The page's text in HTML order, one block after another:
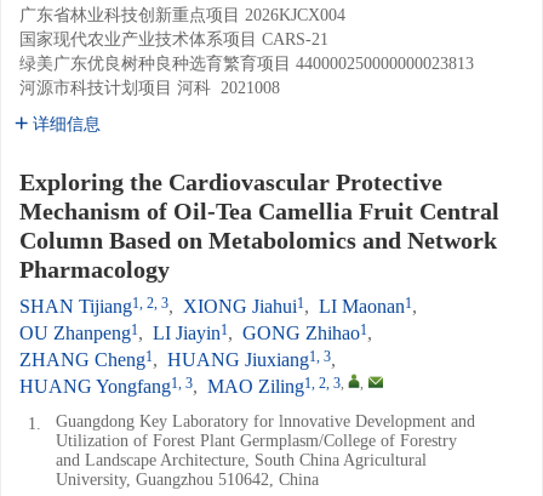
广东省林业科技创新重点项目 2026KJCX004
国家现代农业产业技术体系项目 CARS-21
绿美广东优良树种良种选育繁育项目 440000250000000023813
河源市科技计划项目 河科 2021008
详细信息
Exploring the Cardiovascular Protective
Mechanism of Oil-Tea Camellia Fruit Central
Column Based on Metabolomics and Network
Pharmacology
SHAN Tijiang1, 2, 3, XIONG Jiahui1, LI Maonan1,
OU Zhanpeng1, LI Jiayin1, GONG Zhihao1,
ZHANG Cheng1, HUANG Jiuxiang1, 3,
HUANG Yongfang1, 3, MAO Ziling1, 2, 3, ,
1.
Guangdong Key Laboratory for lnnovative Development and
Utilization of Forest Plant Germplasm/College of Forestry
and Landscape Architecture, South China Agricultural
University, Guangzhou 510642, China